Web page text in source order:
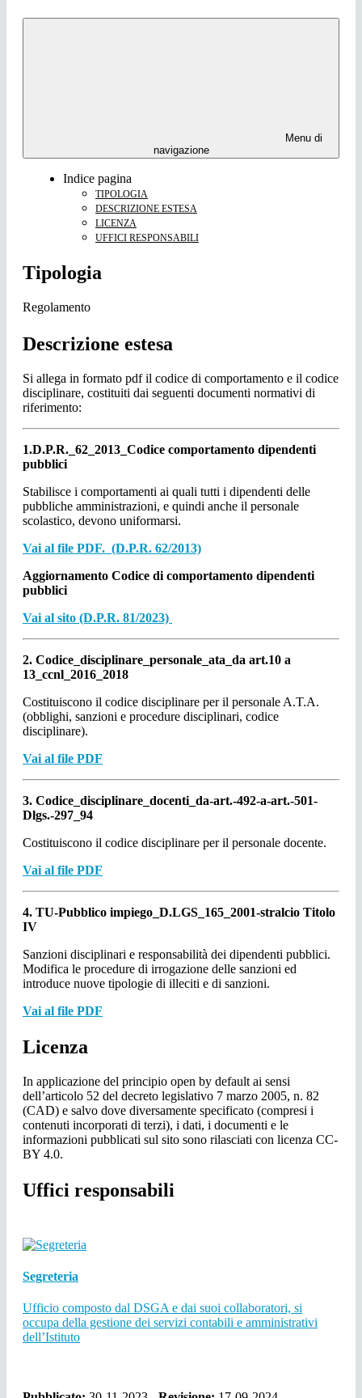
Menu di
navigazione
Indice pagina
TIPOLOGIA
DESCRIZIONE ESTESA
LICENZA
UFFICI RESPONSABILI
Tipologia
Regolamento
Descrizione estesa
Si allega in formato pdf il codice di comportamento e il codice
disciplinare, costituiti dai seguenti documenti normativi di
riferimento:
1.D.P.R._62_2013_Codice comportamento dipendenti
pubblici
Stabilisce i comportamenti ai quali tutti i dipendenti delle
pubbliche amministrazioni, e quindi anche il personale
scolastico, devono uniformarsi.
Vai al file PDF. (D.P.R. 62/2013)
Aggiornamento Codice di comportamento dipendenti
pubblici
Vai al sito (D.P.R. 81/2023)
2. Codice_disciplinare_personale_ata_da art.10 a
13_ccnl_2016_2018
Costituiscono il codice disciplinare per il personale A.T.A.
(obblighi, sanzioni e procedure disciplinari, codice
disciplinare).
Vai al file PDF
3. Codice_disciplinare_docenti_da-art.-492-a-art.-501-
Dlgs.-297_94
Costituiscono il codice disciplinare per il personale docente.
Vai al file PDF
4. TU-Pubblico impiego_D.LGS_165_2001-stralcio Titolo
IV
Sanzioni disciplinari e responsabilità dei dipendenti pubblici.
Modifica le procedure di irrogazione delle sanzioni ed
introduce nuove tipologie di illeciti e di sanzioni.
Vai al file PDF
Licenza
In applicazione del principio open by default ai sensi
dell’articolo 52 del decreto legislativo 7 marzo 2005, n. 82
(CAD) e salvo dove diversamente specificato (compresi i
contenuti incorporati di terzi), i dati, i documenti e le
informazioni pubblicati sul sito sono rilasciati con licenza CC-
BY 4.0.
Uffici responsabili
Segreteria
Ufficio composto dal DSGA e dai suoi collaboratori, si
occupa della gestione dei servizi contabili e amministrativi
dell’Istituto